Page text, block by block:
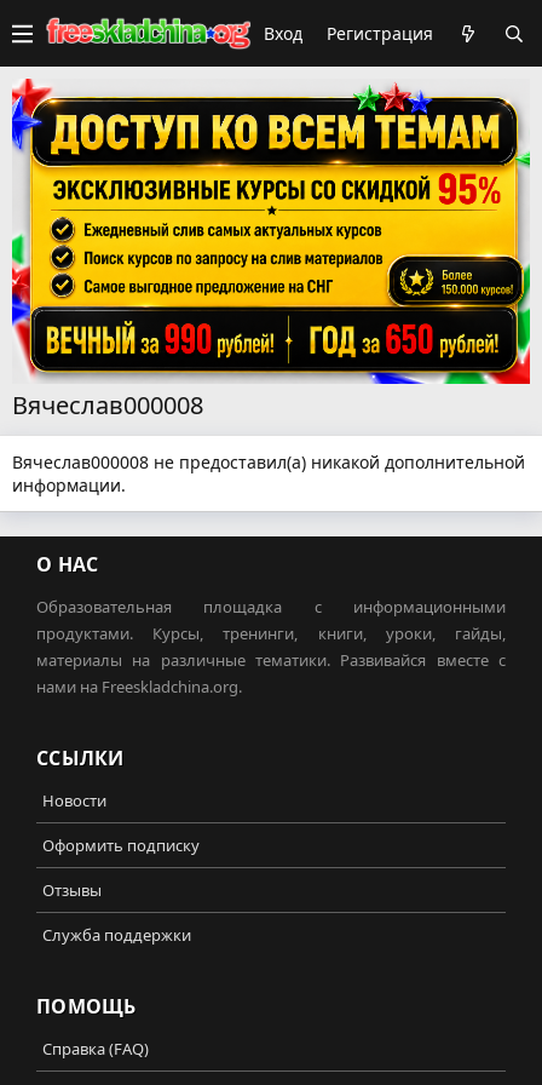
Вход Регистрация
Вячеслав000008
Вячеслав000008 не предоставил(а) никакой дополнительной
информации.
О НАС
Образовательная площадка с информационными
продуктами. Курсы, тренинги, книги, уроки, гайды,
материалы на различные тематики. Развивайся вместе с
нами на Freeskladchina.org.
ССЫЛКИ
Новости
Оформить подписку
Отзывы
Служба поддержки
ПОМОЩЬ
Справка (FAQ)